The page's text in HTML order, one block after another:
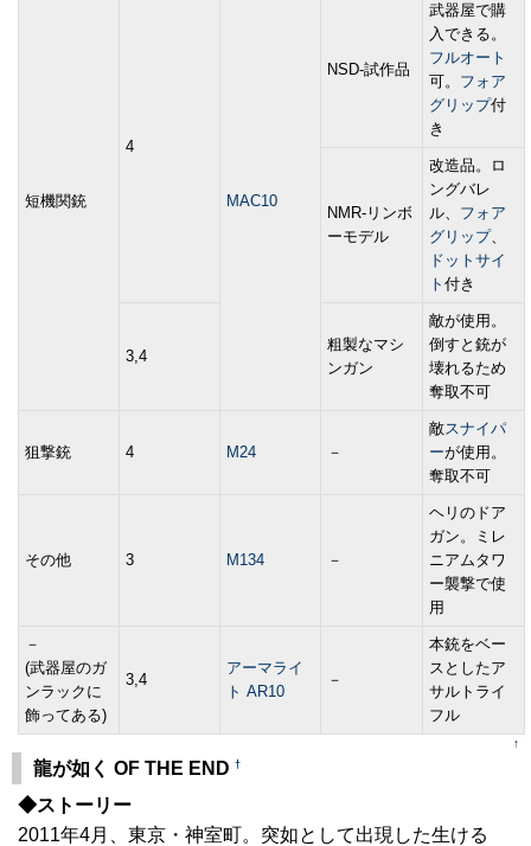
短機関銃
4
MAC10
NSD-試作品
武器屋で購
入できる。
フルオート
可。 フォア
グリップ付
き
NMR-リンボ
ーモデル
改造品。ロ
ングバレ
ル、 フォア
グリップ、
ドットサイ
ト 付き
3,4
粗製なマシ
ンガン
敵が使用。
倒すと銃が
壊れるため
奪取不可
狙撃銃 4 M24 －
敵スナイパ
ーが使用。
奪取不可
その他 3 M134 －
ヘリのドア
ガン。ミレ
ニアムタワ
ー襲撃で使
用
－
(武器屋のガ
ンラックに
飾ってある)
3,4
アーマライ
ト AR10
－
本銃をベー
スとしたア
サルトライ
フル
↑
龍が如く OF THE END †
◆ストーリー
2011年4月、東京・神室町。突如として出現した生ける